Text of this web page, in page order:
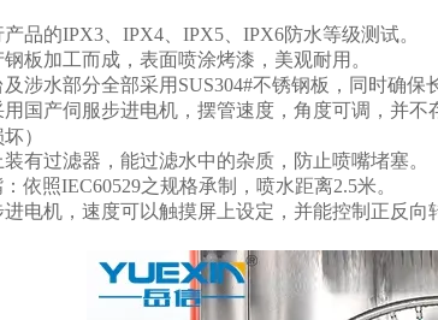
品的IPX3、IPX4、IPX5、IPX6防水等级测试。
板加工而成，表面喷涂烤漆，美观耐用。
涉水部分全部采用SUS304#不锈钢板，同时确保
国产伺服步进电机，摆管速度，角度可调，并
）
有过滤器，能过滤水中的杂质，防止喷嘴堵塞。
依照IEC60529之规格承制，喷水距离2.5米。
电机，速度可以触摸屏上设定，并能控制正反向